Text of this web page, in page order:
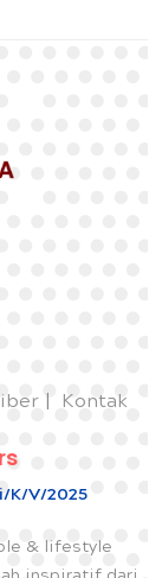
Kontak
K/V/2025
& lifestyle